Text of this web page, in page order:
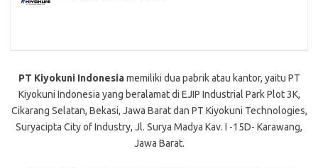
PT Kiyokuni Indonesiamemiliki dua pabrik atau kantor, yaitu PT
Kiyokuni Indonesia yang beralamat di EJIP Industrial Park Plot 3K,
Cikarang Selatan, Bekasi, Jawa Barat dan PT Kiyokuni Technologies,
Suryacipta City of Industry, Jl. Surya Madya Kav. I -15D- Karawang,
Jawa Barat.